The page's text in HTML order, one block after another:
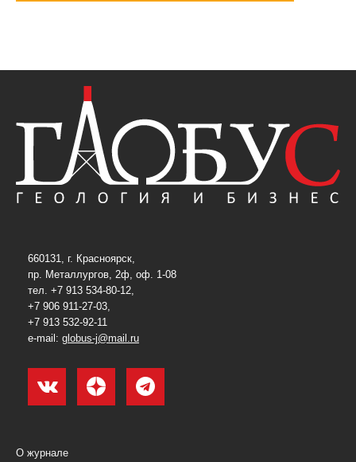
660131, г. Красноярск,
пр. Металлургов, 2ф, оф. 1-08
тел. +7 913 534-80-12,
+7 906 911-27-03,
+7 913 532-92-11
e-mail: globus-j@mail.ru
О журнале